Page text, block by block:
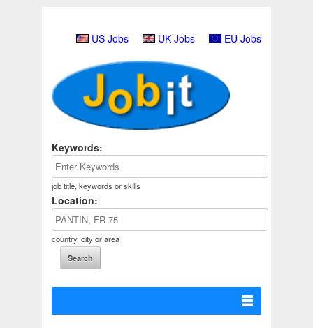
US Jobs UK Jobs EU Jobs
Keywords:
job title, keywords or skills
Location:
country, city or area